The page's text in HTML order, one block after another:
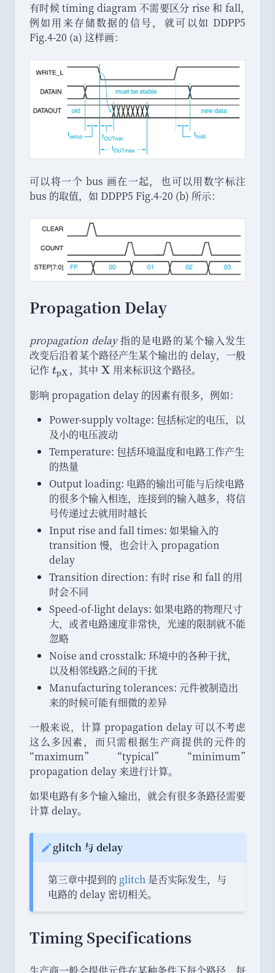
有时候 timing diagram 不需要区分 rise 和 fall，
例如用来存储数据的信号，
就可以如 DDPP5
Fig.4-20 (a) 这样画：
可以将一个 bus 画在一起，
也可以用数字标注
bus 的取值， 如 DDPP5 Fig.4-20 (b) 所示：
Propagation Delay
propagation delay指的是电路的某个输入发生
改变后沿着某个路径产生某个输出的 delay， 一般
记作 t
{
m
a
t
h
r
m
{
p
X
}
}
tpX ， 其中 \
a
h
r
m
X
}
X 用来标识这个路径。
影响 propagation delay 的因素有很多， 例如：
Power-supply voltage: 包括标定的电压，
以
及小的电压波动
Temperature: 包括环境温度和电路工作产生
的热量
Output loading: 电路的输出可能与后续电路
的很多个输入相连， 连接到的输入越多， 将信
号传递过去就用时越长
Input rise and fall times: 如果输入的
transition 慢， 也会计入 propagation
delay
Transition direction: 有时 rise 和 fall 的用
时会不同
Speed-of-light delays: 如果电路的物理尺寸
大， 或者电路速度非常快， 光速的限制就不能
忽略
Noise and crosstalk: 环境中的各种干扰，
以及相邻线路之间的干扰
Manufacturing tolerances: 元件被制造出
来的时候可能有细微的差异
一般来说，
计算 propagation delay 可以不考虑
这么多因素，
而只需根据生产商提供的元件的
“maximum” “typical” “minimum”
propagation delay 来进行计算。
如果电路有多个输入输出， 就会有很多条路径需要
计算 delay。
Note:glitch 与 delay
第三章中提到的 glitch 是否实际发生， 与
电路的 delay 密切相关。
Timing Specifications
生产商一般会提供元件在某种条件下每个路径 每